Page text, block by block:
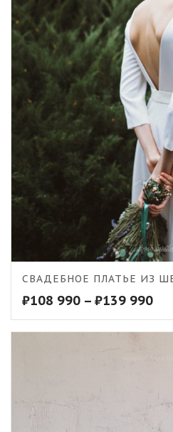
СВАДЕБНОЕ ПЛАТЬЕ ИЗ
₽108 990 – ₽139 990